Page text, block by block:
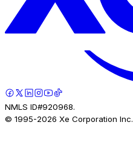
NMLS ID#920968.
© 1995-2026 Xe Corporation Inc.